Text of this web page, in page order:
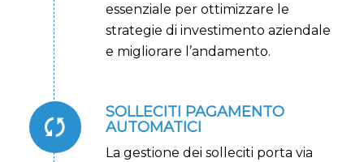
essenziale per ottimizzare le
strategie di investimento aziendale
e migliorare l’andamento.
SOLLECITI PAGAMENTO
AUTOMATICI
La gestione dei solleciti porta via